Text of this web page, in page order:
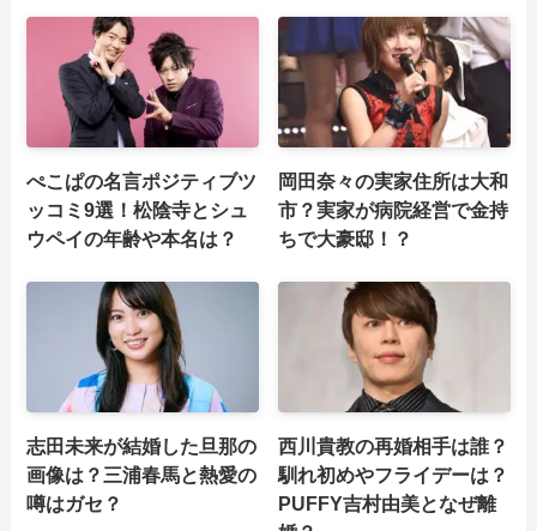
ぺこぱの名言ポジティブツ
ッコミ9選！松陰寺とシュ
ウペイの年齢や本名は？
岡田奈々の実家住所は大和
市？実家が病院経営で金持
ちで大豪邸！？
志田未来が結婚した旦那の
画像は？三浦春馬と熱愛の
噂はガセ？
西川貴教の再婚相手は誰？
馴れ初めやフライデーは？
PUFFY吉村由美となぜ離